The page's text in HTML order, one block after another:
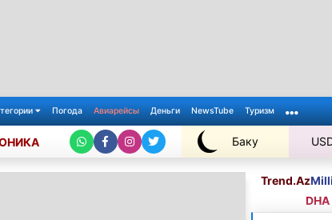
Погода Авиарейсы Деньги NewsTube Туризм
Баку
+25℃
Trend.Az